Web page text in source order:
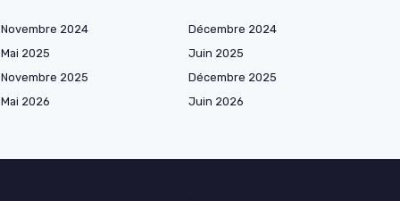
Novembre 2024
Décembre 2024
Mai 2025
Juin 2025
Novembre 2025
Décembre 2025
Mai 2026
Juin 2026